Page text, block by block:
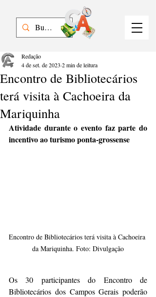
Encontro de Bibliotecários
terá visita à Cachoeira da
Mariquinha
Redação
4 de set. de 2023 2 min de leitura
Atividade durante o evento faz parte do
incentivo ao turismo ponta-grossense
Encontro de Bibliotecários terá visita à Cachoeira
da Mariquinha. Foto: Divulgação
Os 30 participantes do Encontro de
Bibliotecários dos Campos Gerais poderão